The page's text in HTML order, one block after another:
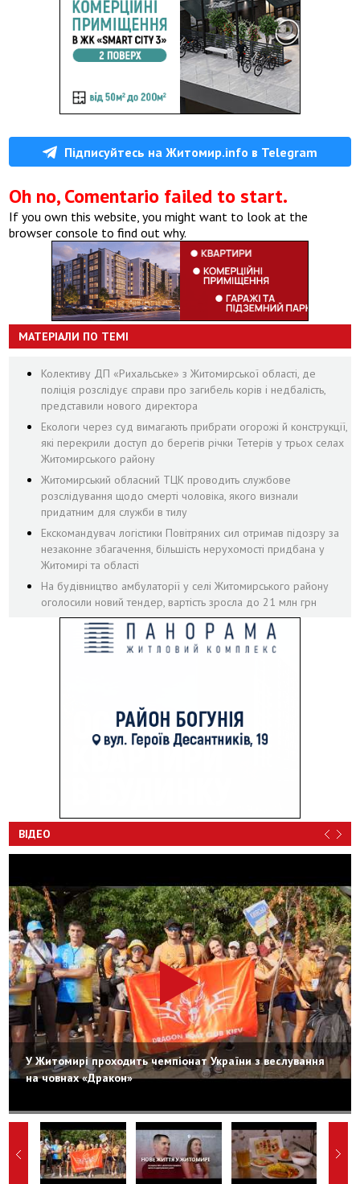
Підписуйтесь на Житомир.info в Telegram
Oh no, Comentario failed to start.
If you own this website, you might want to look at the
browser console to find out why.
МАТЕРІАЛИ ПО ТЕМІ
Колективу ДП «Рихальське» з Житомирської області, де
поліція розслідує справи про загибель корів і недбалість,
представили нового директора
Екологи через суд вимагають прибрати огорожі й конструкції,
які перекрили доступ до берегів річки Тетерів у трьох селах
Житомирського району
Житомирський обласний ТЦК проводить службове
розслідування щодо смерті чоловіка, якого визнали
придатним для служби в тилу
Екскомандувач логістики Повітряних сил отримав підозру за
незаконне збагачення, більшість нерухомості придбана у
Житомирі та області
На будівництво амбулаторії у селі Житомирського району
оголосили новий тендер, вартість зросла до 21 млн грн
ВІДЕО
У Житомирі проходить чемпіонат України з веслування
на човнах «Дракон»